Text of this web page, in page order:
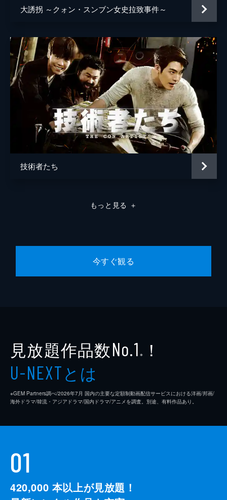
大誘拐 ～クォン・スンブン女史拉致事件～
技術者たち
もっと見る ＋
今すぐ観る
見放題作品数No.1 ※ ！
U-NEXTとは
※GEM Partners調べ/2026年7⽉ 国内の主要な定額制動画配信サービスにおける洋画/邦画/
海外ドラマ/韓流・アジアドラマ/国内ドラマ/アニメを調査。別途、有料作品あり。
01
420,000 本以上が見放題！